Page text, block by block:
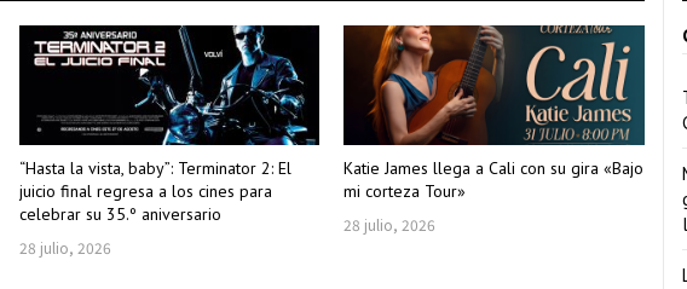
“Hasta la vista, baby”: Terminator 2: El
juicio final regresa a los cines para
celebrar su 35.º aniversario
28 julio, 2026
Katie James llega a Cali con su gira «Bajo
mi corteza Tour»
28 julio, 2026